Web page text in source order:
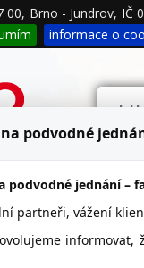
Brno - Jundrov,
informace o
podmínky
SERVIS -
podvodné
podvodné jednání –
partneři, vážení
informovat,